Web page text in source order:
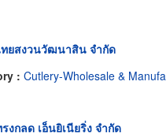
ยสงวนวัฒนาสิน จำกัด
: Cutlery-Wholesale & Manufacturers
งกลด เอ็นยิเนียริ่ง จำกัด